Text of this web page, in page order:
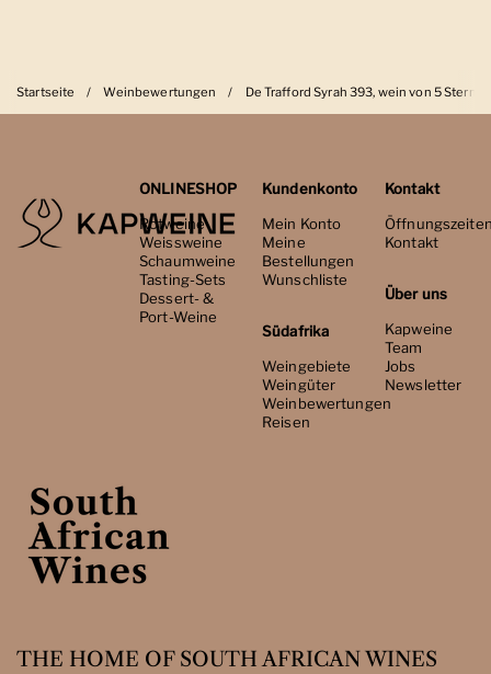
Startseite / Weinbewertungen / De Trafford Syrah 393, wein von 5 Sternen
ONLINESHOP
Rotweine
Weissweine
Schaumweine
Tasting-Sets
Dessert- &
Port-Weine
Kundenkonto
Mein Konto
Meine
Bestellungen
Wunschliste
Südafrika
Weingebiete
Weingüter
Weinbewertungen
Reisen
Kontakt
Kontakt
Über uns
Kapweine
Team
Jobs
Newsletter
THE HOME OF SOUTH AFRICAN WINES